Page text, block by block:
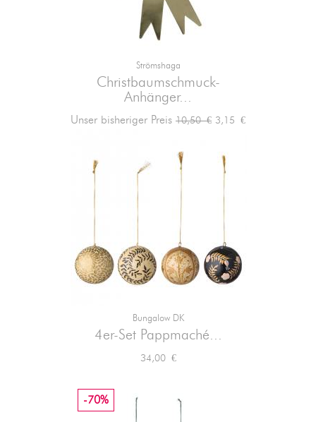
Strömshaga
Christbaumschmuck-
Anhänger...
Unser bisheriger Preis Verkaufspreis
10,50 € Preis
3,15 €
Bungalow DK
4er-Set Pappmaché...
Preis
34,00 €
-70%